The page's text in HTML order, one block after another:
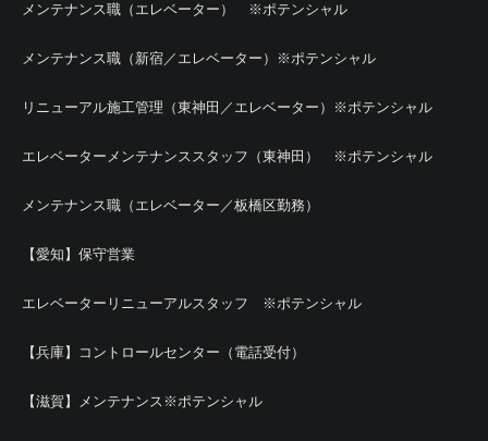
メンテナンス職（エレベーター） ※ポテンシャル
メンテナンス職（新宿／エレベーター）※ポテンシャル
リニューアル施工管理（東神田／エレベーター）※ポテンシャル
エレベーターメンテナンススタッフ（東神田） ※ポテンシャル
メンテナンス職（エレベーター／板橋区勤務）
【愛知】保守営業
エレベーターリニューアルスタッフ ※ポテンシャル
【兵庫】コントロールセンター（電話受付）
【滋賀】メンテナンス※ポテンシャル